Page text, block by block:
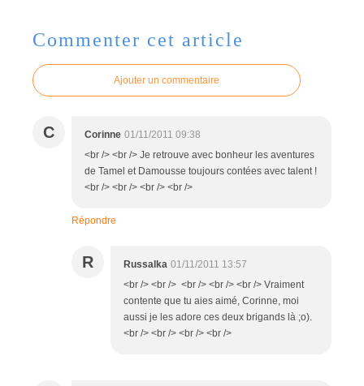
Commenter cet article
Ajouter un commentaire
C Corinne 01/11/2011 09:38
<br /> <br /> Je retrouve avec bonheur les aventures
de Tamel et Damousse toujours contées avec talent !
<br /> <br /> <br /> <br />
Répondre
R Russalka 01/11/2011 13:57
<br /> <br /> <br /> <br /> <br /> Vraiment
contente que tu aies aimé, Corinne, moi
aussi je les adore ces deux brigands là ;o).
<br /> <br /> <br /> <br />